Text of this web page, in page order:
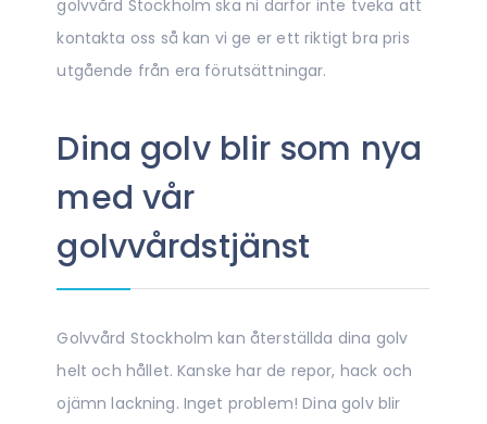
golvvård Stockholm ska ni därför inte tveka att
kontakta oss så kan vi ge er ett riktigt bra pris
utgående från era förutsättningar.
Dina golv blir som nya
med vår
golvvårdstjänst
Golvvård Stockholm kan återställda dina golv
helt och hållet. Kanske har de repor, hack och
ojämn lackning. Inget problem! Dina golv blir